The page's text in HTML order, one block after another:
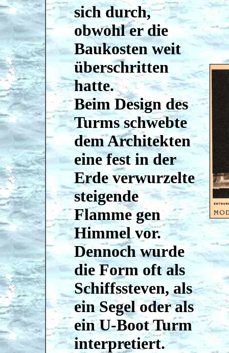
sich durch,
obwohl er die
Baukosten weit
überschritten
hatte.
Beim Design des
Turms schwebte
dem Architekten
eine fest in der
Erde verwurzelte
steigende
Flamme gen
Himmel vor.
Dennoch wurde
die Form oft als
Schiffssteven, als
ein Segel oder als
ein U-Boot Turm
interpretiert.